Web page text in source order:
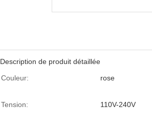
Description de produit détaillée
Couleur:
rose
Tension: 110V-240V